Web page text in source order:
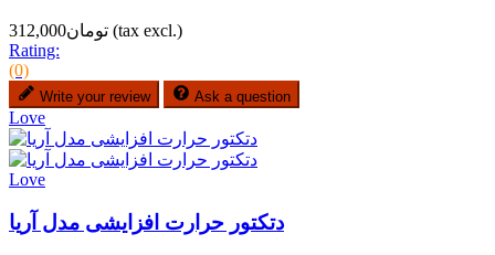
تومان312,000 (tax excl.)
Rating:
(0)
Write your review Ask a question
Love
Love
دتکتور حرارت افزایشی مدل آریا